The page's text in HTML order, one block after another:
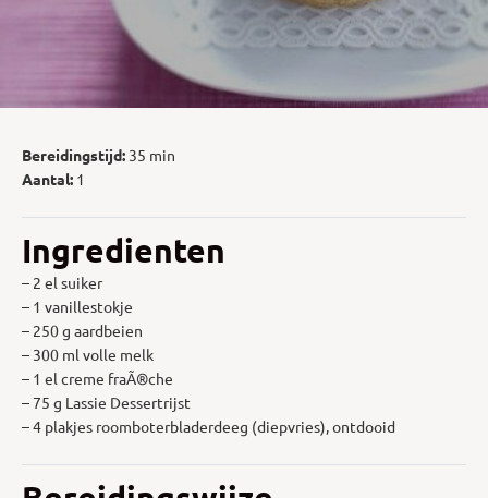
Bereidingstijd: 35 min
Aantal: 1
Ingredienten
– 2 el suiker
– 1 vanillestokje
– 250 g aardbeien
– 300 ml volle melk
– 1 el creme fraÃ®che
– 75 g Lassie Dessertrijst
– 4 plakjes roomboterbladerdeeg (diepvries), ontdooid